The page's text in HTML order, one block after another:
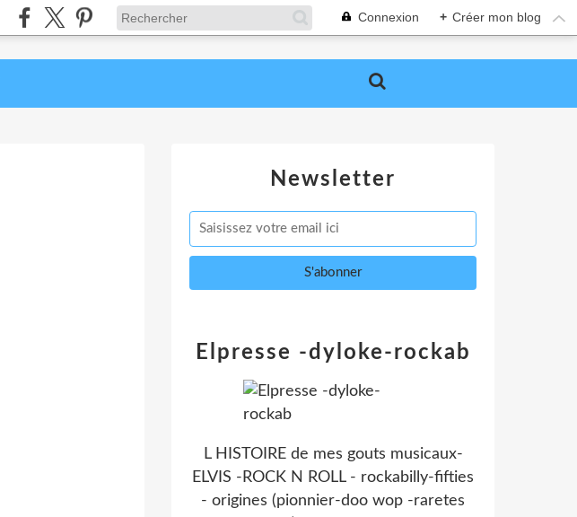
Connexion + Créer mon blog
Newsletter
Elpresse -dyloke-rockab
L HISTOIRE de mes gouts musicaux-
ELVIS -ROCK N ROLL - rockabilly-fifties
- origines (pionnier-doo wop -raretes